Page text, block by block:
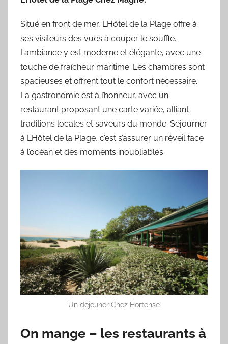
Situé en front de mer, L’Hôtel de la Plage offre à
ses visiteurs des vues à couper le souffle.
L’ambiance y est moderne et élégante, avec une
touche de fraîcheur maritime. Les chambres sont
spacieuses et offrent tout le confort nécessaire.
La gastronomie est à l’honneur, avec un
restaurant proposant une carte variée, alliant
traditions locales et saveurs du monde. Séjourner
à L’Hôtel de la Plage, c’est s’assurer un réveil face
à l’océan et des moments inoubliables.
Un déjeuner Chez Hortense
On mange – les restaurants à